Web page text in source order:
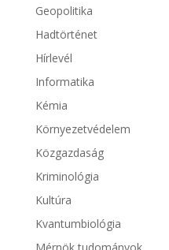
Geopolitika
Hadtörténet
Hírlevél
Informatika
Kémia
Környezetvédelem
Közgazdaság
Kriminológia
Kultúra
Kvantumbiológia
Mérnök tudományok